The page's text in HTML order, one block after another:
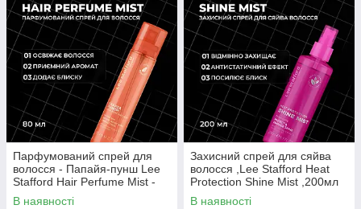
Парфумований спрей для
волосся - Папайя-пунш Lee
Stafford Hair Perfume Mist -
Papaya Punch, 80 мл
В наявності
Захисний спрей для сяйва
волосся ,Lee Stafford Heat
Protection Shine Mist ,200мл
В наявності